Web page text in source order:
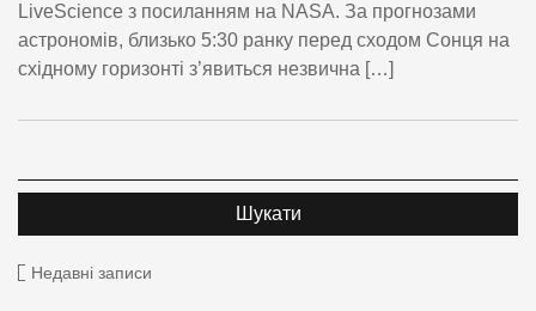
LiveScience з посиланням на NASA. За прогнозами
астрономів, близько 5:30 ранку перед сходом Сонця на
східному горизонті з’явиться незвична […]
Недавні записи